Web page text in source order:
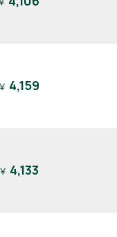
￥ 4,159
￥ 4,133